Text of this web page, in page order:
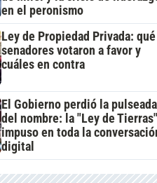
en el peronismo
Ley de Propiedad Privada: qué
senadores votaron a favor y
cuáles en contra
El Gobierno perdió la pulseada
del nombre: la "Ley de
impuso en toda la
digital